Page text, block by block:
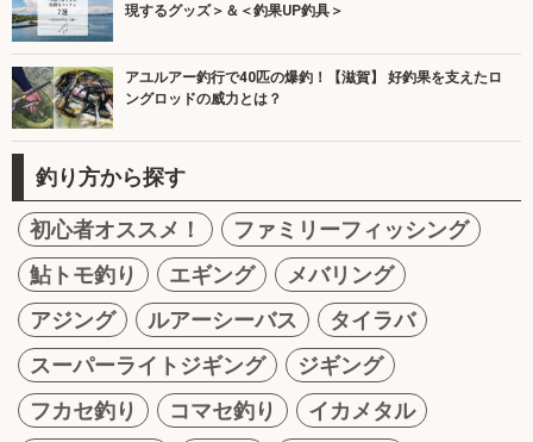
現するグッズ＞＆＜釣果UP釣具＞
アユルアー釣行で40匹の爆釣！【滋賀】 好釣果を支えたロ
ングロッドの威力とは？
釣り方から探す
初心者オススメ！
ファミリーフィッシング
鮎トモ釣り
エギング
メバリング
アジング
ルアーシーバス
タイラバ
スーパーライトジギング
ジギング
フカセ釣り
コマセ釣り
イカメタル